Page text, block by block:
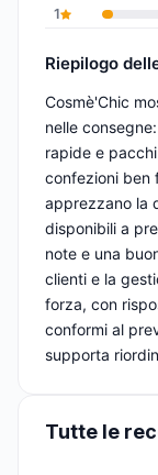
1
Riepilogo
Cosmè'Chic
nelle
rapide e
confezioni ben
apprezzano la
disponibili a
note e una
clienti e la
forza, con
conformi al
supporta
Tutte le